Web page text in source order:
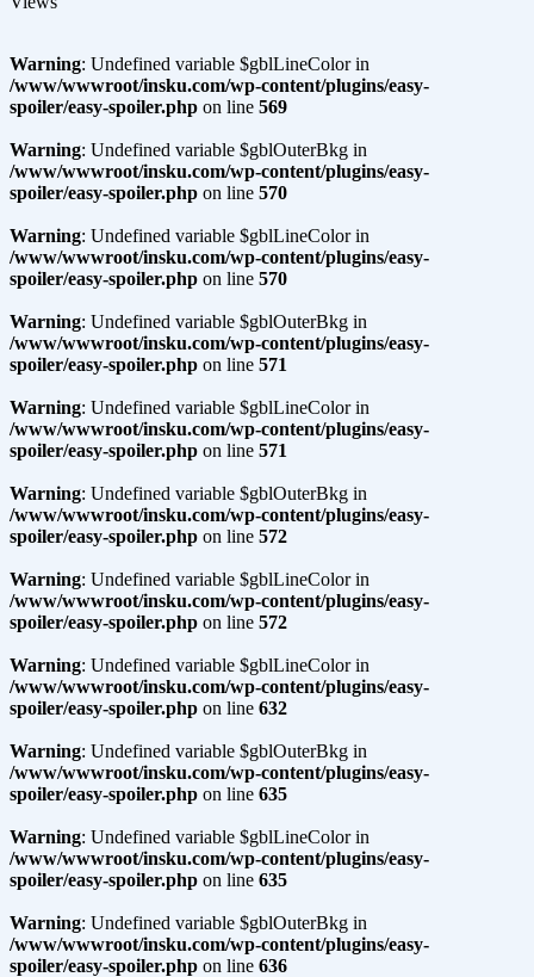
Warning: Undefined variable $gblLineColor in
/www/wwwroot/insku.com/wp-content/plugins/easy-
spoiler/easy-spoiler.php on line 569
Warning: Undefined variable $gblOuterBkg in
/www/wwwroot/insku.com/wp-content/plugins/easy-
spoiler/easy-spoiler.php on line 570
Warning: Undefined variable $gblLineColor in
/www/wwwroot/insku.com/wp-content/plugins/easy-
spoiler/easy-spoiler.php on line 570
Warning: Undefined variable $gblOuterBkg in
/www/wwwroot/insku.com/wp-content/plugins/easy-
spoiler/easy-spoiler.php on line 571
Warning: Undefined variable $gblLineColor in
/www/wwwroot/insku.com/wp-content/plugins/easy-
spoiler/easy-spoiler.php on line 571
Warning: Undefined variable $gblOuterBkg in
/www/wwwroot/insku.com/wp-content/plugins/easy-
spoiler/easy-spoiler.php on line 572
Warning: Undefined variable $gblLineColor in
/www/wwwroot/insku.com/wp-content/plugins/easy-
spoiler/easy-spoiler.php on line 572
Warning: Undefined variable $gblLineColor in
/www/wwwroot/insku.com/wp-content/plugins/easy-
spoiler/easy-spoiler.php on line 632
Warning: Undefined variable $gblOuterBkg in
/www/wwwroot/insku.com/wp-content/plugins/easy-
spoiler/easy-spoiler.php on line 635
Warning: Undefined variable $gblLineColor in
/www/wwwroot/insku.com/wp-content/plugins/easy-
spoiler/easy-spoiler.php on line 635
Warning: Undefined variable $gblOuterBkg in
/www/wwwroot/insku.com/wp-content/plugins/easy-
spoiler/easy-spoiler.php on line 636